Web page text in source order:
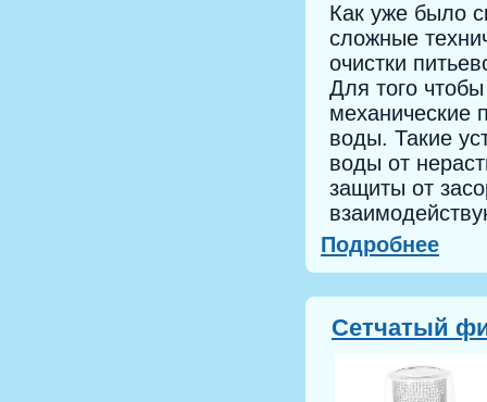
Как уже было
сложные
очистки
Для того
механические
воды. Такие
воды от
защиты от
Подробнее
Cетчатый